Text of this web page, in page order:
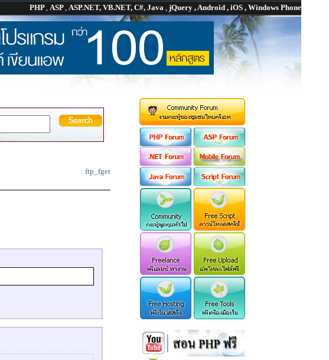
PHP, ASP, ASP.NET, VB.NET, C#, Java , jQuery , Android , iOS , Windows Phone
ftp_fget